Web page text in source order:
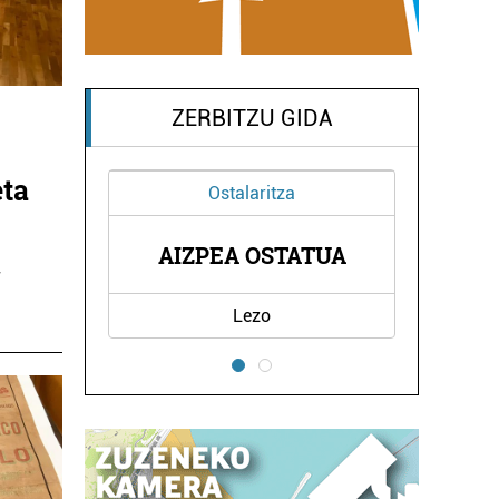
ZERBITZU GIDA
Ostalaritza
AIZPEA OSTATUA
Lezo